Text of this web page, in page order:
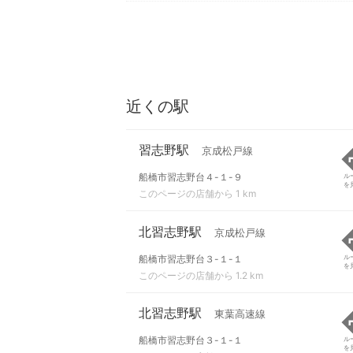
近くの駅
習志野駅 京成松戸線
船橋市習志野台４-１-９
このページの店舗から 1 km
ル
を
北習志野駅 京成松戸線
船橋市習志野台３-１-１
このページの店舗から 1.2 km
ル
を
北習志野駅 東葉高速線
船橋市習志野台３-１-１
ル
を